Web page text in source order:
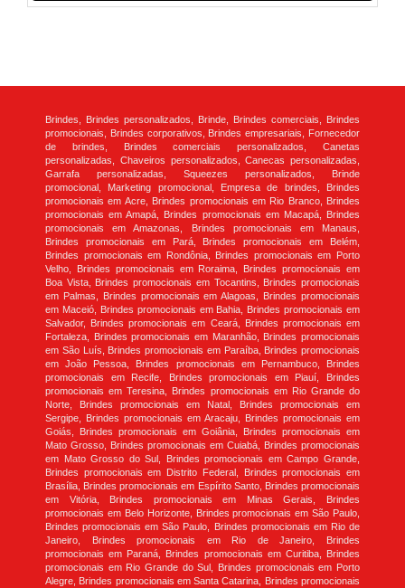
Brindes, Brindes personalizados, Brinde, Brindes comerciais, Brindes
promocionais, Brindes corporativos, Brindes empresariais, Fornecedor
de brindes, Brindes comerciais personalizados, Canetas
personalizadas, Chaveiros personalizados, Canecas personalizadas,
Garrafa personalizadas, Squeezes personalizados, Brinde
promocional, Marketing promocional, Empresa de brindes, Brindes
promocionais em Acre, Brindes promocionais em Rio Branco, Brindes
promocionais em Amapá, Brindes promocionais em Macapá, Brindes
promocionais em Amazonas, Brindes promocionais em Manaus,
Brindes promocionais em Pará, Brindes promocionais em Belém,
Brindes promocionais em Rondônia, Brindes promocionais em Porto
Velho, Brindes promocionais em Roraima, Brindes promocionais em
Boa Vista, Brindes promocionais em Tocantins, Brindes promocionais
em Palmas, Brindes promocionais em Alagoas, Brindes promocionais
em Maceió, Brindes promocionais em Bahia, Brindes promocionais em
Salvador, Brindes promocionais em Ceará, Brindes promocionais em
Fortaleza, Brindes promocionais em Maranhão, Brindes promocionais
em São Luís, Brindes promocionais em Paraíba, Brindes promocionais
em João Pessoa, Brindes promocionais em Pernambuco, Brindes
promocionais em Recife, Brindes promocionais em Piauí, Brindes
promocionais em Teresina, Brindes promocionais em Rio Grande do
Norte, Brindes promocionais em Natal, Brindes promocionais em
Sergipe, Brindes promocionais em Aracaju, Brindes promocionais em
Goiás, Brindes promocionais em Goiânia, Brindes promocionais em
Mato Grosso, Brindes promocionais em Cuiabá, Brindes promocionais
em Mato Grosso do Sul, Brindes promocionais em Campo Grande,
Brindes promocionais em Distrito Federal, Brindes promocionais em
Brasília, Brindes promocionais em Espírito Santo, Brindes promocionais
em Vitória, Brindes promocionais em Minas Gerais, Brindes
promocionais em Belo Horizonte, Brindes promocionais em São Paulo,
Brindes promocionais em São Paulo, Brindes promocionais em Rio de
Janeiro, Brindes promocionais em Rio de Janeiro, Brindes
promocionais em Paraná, Brindes promocionais em Curitiba, Brindes
promocionais em Rio Grande do Sul, Brindes promocionais em Porto
Alegre, Brindes promocionais em Santa Catarina, Brindes promocionais